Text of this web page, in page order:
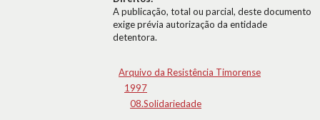
A publicação, total ou parcial, deste documento
exige prévia autorização da entidade
detentora.
Arquivo da Resistência Timorense
1997
08.Solidariedade